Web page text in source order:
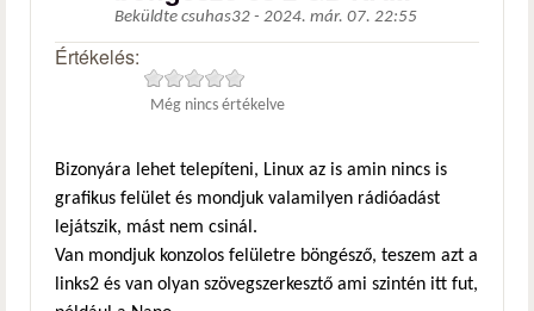
Beküldte csuhas32 - 2024. már. 07. 22:55
Értékelés:
Még nincs értékelve
Bizonyára lehet telepíteni, Linux az is amin nincs is
grafikus felület és mondjuk valamilyen rádióadást
lejátszik, mást nem csinál.
Van mondjuk konzolos felületre böngésző, teszem azt a
links2 és van olyan szövegszerkesztő ami szintén itt fut,